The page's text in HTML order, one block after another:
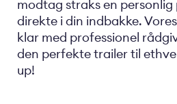
modtag straks en
direkte i din indbakke.
klar med professionel
den perfekte trailer til
up!